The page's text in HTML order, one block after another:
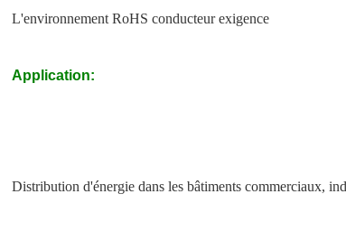
L'environnement RoHS conducteur exigence
Application:
Distribution d'énergie dans les bâtiments commerciaux,